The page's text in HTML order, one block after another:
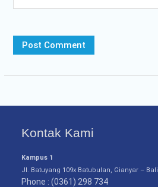
Kontak Kami
Kampus 1
Jl. Batuyang 109x Batubulan, Gianyar – Bali
Phone : (0361) 298 734